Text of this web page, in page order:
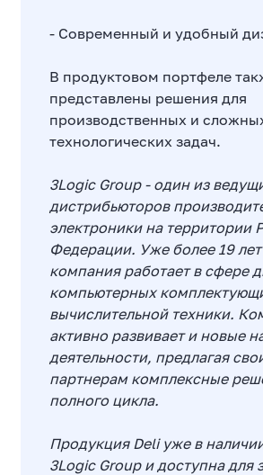
- Современный и удобный
В продуктовом портфеле
представлены решения для
производственных и
технологических задач.
3Logic Group - один из
дистрибьюторов
электроники на территории
Федерации. Уже более 19
компания работает в сфере
компьютерных
вычислительной техники.
активно развивает и новые
деятельности, предлагая
партнерам комплексные
полного цикла.
Продукция Deli уже в
3Logic Group и доступна для